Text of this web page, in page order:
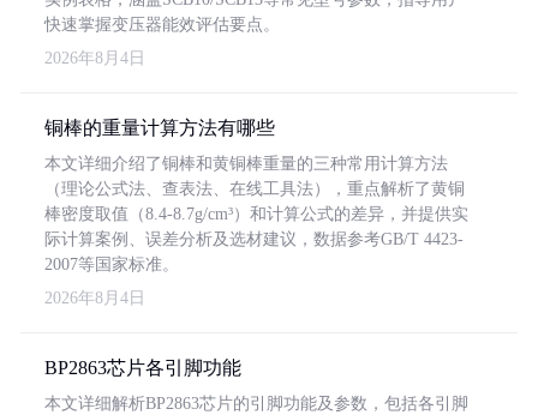
快速掌握变压器能效评估要点。
2026年8月4日
铜棒的重量计算方法有哪些
本文详细介绍了铜棒和黄铜棒重量的三种常用计算方法
（理论公式法、查表法、在线工具法），重点解析了黄铜
棒密度取值（8.4-8.7g/cm³）和计算公式的差异，并提供实
际计算案例、误差分析及选材建议，数据参考GB/T 4423-
2007等国家标准。
2026年8月4日
BP2863芯片各引脚功能
本文详细解析BP2863芯片的引脚功能及参数，包括各引脚